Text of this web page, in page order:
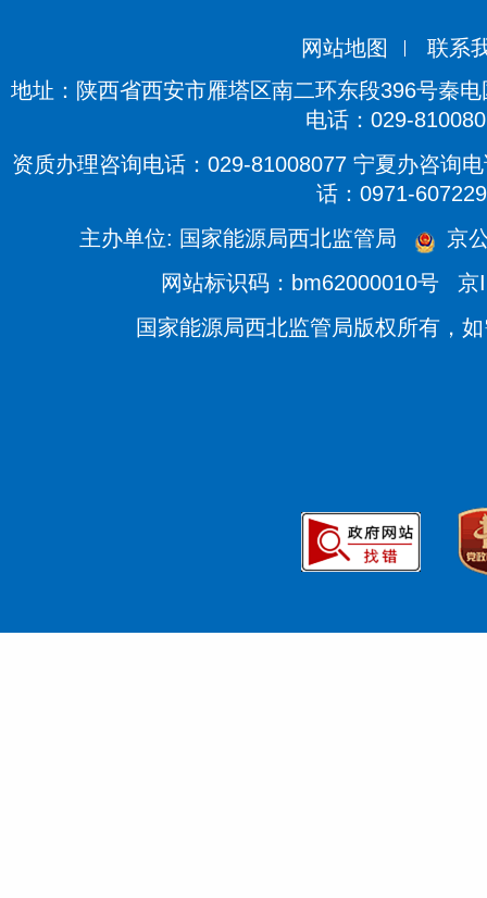
网站地图
联系
地址：陕西省西安市雁塔区南二环东段396号秦
电话：029-
资质办理咨询电话：029-81008077 宁夏办咨询
话：0971-
主办单位: 国家能源局西北监管局
京
网站标识码：bm62000010号
京
国家能源局西北监管局版权所有，